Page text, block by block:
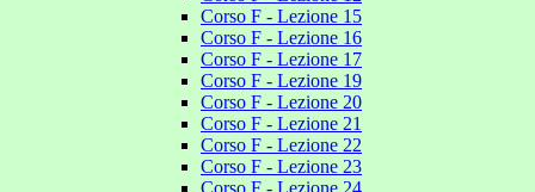
Corso F - Lezione 15
Corso F - Lezione 16
Corso F - Lezione 17
Corso F - Lezione 19
Corso F - Lezione 20
Corso F - Lezione 21
Corso F - Lezione 22
Corso F - Lezione 23
Corso F - Lezione 24